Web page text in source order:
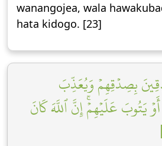
wanangojea, wala
hata kidogo. [23]
بِصِدۡقِهِمۡ وَيُعَذِّبَ
يَتُوبَ عَلَيۡهِمۡۚ إِنَّ ٱللَّهَ كَانَ